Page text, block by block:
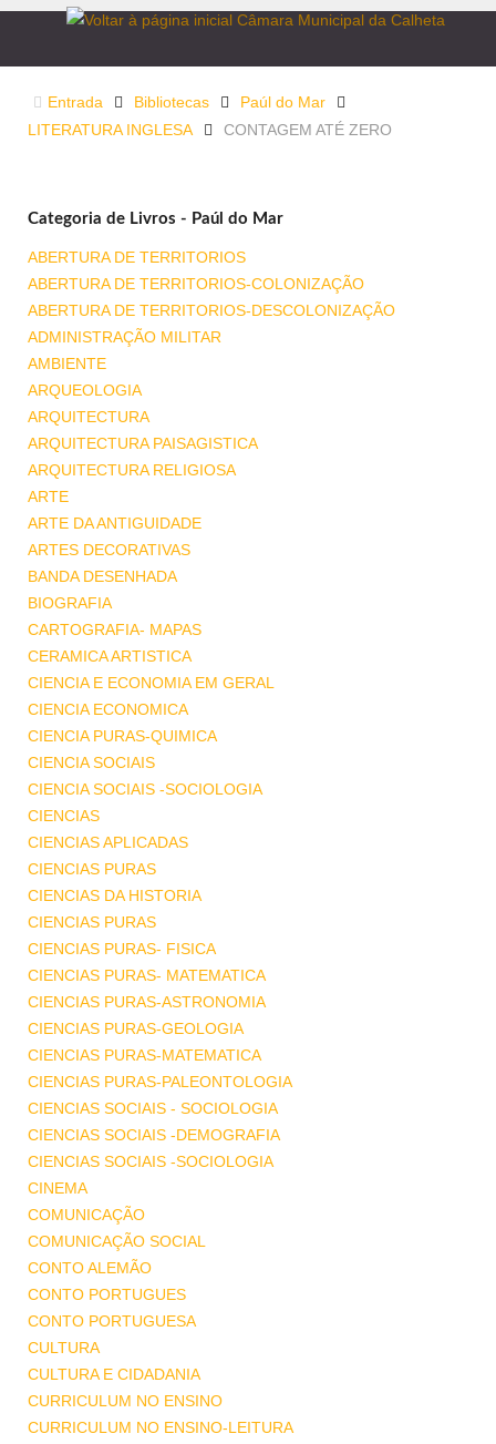
Entrada Bibliotecas
Paúl do Mar
LITERATURA INGLESA
CONTAGEM ATÉ ZERO
Categoria de Livros - Paúl do Mar
ABERTURA DE TERRITORIOS
ABERTURA DE TERRITORIOS-COLONIZAÇÃO
ABERTURA DE TERRITORIOS-DESCOLONIZAÇÃO
ADMINISTRAÇÃO MILITAR
AMBIENTE
ARQUEOLOGIA
ARQUITECTURA
ARQUITECTURA PAISAGISTICA
ARQUITECTURA RELIGIOSA
ARTE
ARTE DA ANTIGUIDADE
ARTES DECORATIVAS
BANDA DESENHADA
BIOGRAFIA
CARTOGRAFIA- MAPAS
CERAMICA ARTISTICA
CIENCIA E ECONOMIA EM GERAL
CIENCIA ECONOMICA
CIENCIA PURAS-QUIMICA
CIENCIA SOCIAIS
CIENCIA SOCIAIS -SOCIOLOGIA
CIENCIAS
CIENCIAS APLICADAS
CIENCIAS PURAS
CIENCIAS DA HISTORIA
CIENCIAS PURAS
CIENCIAS PURAS- FISICA
CIENCIAS PURAS- MATEMATICA
CIENCIAS PURAS-ASTRONOMIA
CIENCIAS PURAS-GEOLOGIA
CIENCIAS PURAS-MATEMATICA
CIENCIAS PURAS-PALEONTOLOGIA
CIENCIAS SOCIAIS - SOCIOLOGIA
CIENCIAS SOCIAIS -DEMOGRAFIA
CIENCIAS SOCIAIS -SOCIOLOGIA
CINEMA
COMUNICAÇÃO
COMUNICAÇÃO SOCIAL
CONTO ALEMÃO
CONTO PORTUGUES
CONTO PORTUGUESA
CULTURA
CULTURA E CIDADANIA
CURRICULUM NO ENSINO
CURRICULUM NO ENSINO-LEITURA